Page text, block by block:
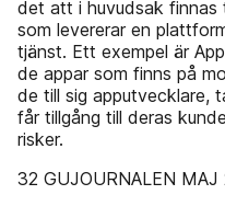
det att i huvudsak
som levererar en
tjänst. Ett exempel är
de appar som finns på
de till sig apputvecklare,
får tillgång till deras
risker.
32 GUJOURNALEN MAJ